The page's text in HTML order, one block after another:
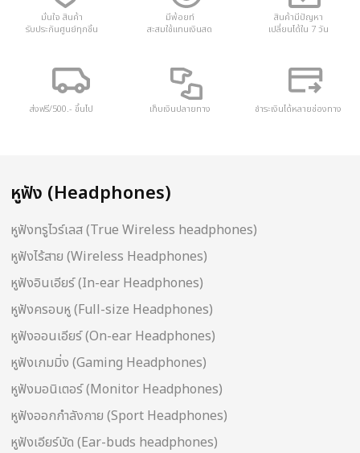
มั่นใจ สินค้า
รับประกันศูนย์ทุกชิ้น
มีพ้อยท์
สะสมใช้แทนเงินสด
สินค้ามีปัญหา
เปลี่ยนได้ใน 7 วัน
ส่งฟรี/500.- ขึ้นไป เก็บเงินปลายทาง ชำระเงินได้หลายช่องทาง
หูฟัง (Headphones)
หูฟังทรูไวร์เลส (True Wireless headphones)
หูฟังไร้สาย (Wireless Headphones)
หูฟังอินเอียร์ (In-ear Headphones)
หูฟังครอบหู (Full-size Headphones)
หูฟังออนเอียร์ (On-ear Headphones)
หูฟังเกมมิ่ง (Gaming Headphones)
หูฟังมอนิเตอร์ (Monitor Headphones)
หูฟังออกกำลังกาย (Sport Headphones)
หูฟังเอียร์บัด (Ear-buds headphones)